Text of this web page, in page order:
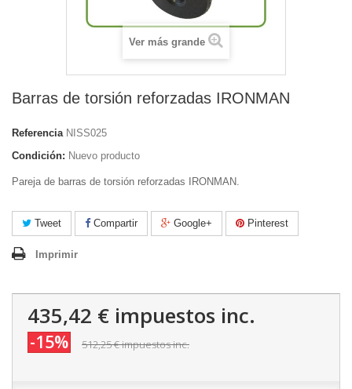
Ver más grande
Barras de torsión reforzadas IRONMAN
Referencia NISS025
Condición: Nuevo producto
Pareja de barras de torsión reforzadas IRONMAN.
Tweet Compartir Google+ Pinterest
Imprimir
435,42 € impuestos inc.
-15% 512,25 €impuestos inc.